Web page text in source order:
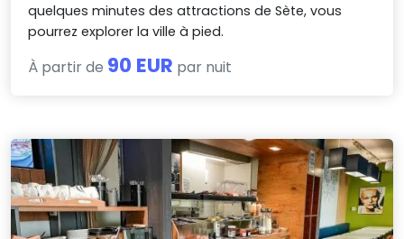
quelques minutes des attractions de Sète, vous
pourrez explorer la ville à pied.
À partir de 90 EUR par nuit